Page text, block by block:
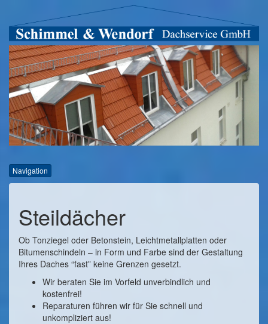
Navigation
Steildächer
Ob Tonziegel oder Betonstein, Leichtmetallplatten oder
Bitumenschindeln – in Form und Farbe sind der Gestaltung
Ihres Daches “fast” keine Grenzen gesetzt.
Wir beraten Sie im Vorfeld unverbindlich und
kostenfrei!
Reparaturen führen wir für Sie schnell und
unkompliziert aus!